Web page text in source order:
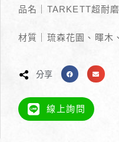
品名｜TARKETT超耐
材質｜琉森花園、暉木
分享
線上詢問